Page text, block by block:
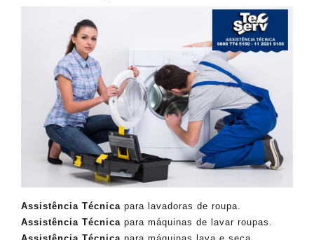
Assistência Técnica para lavadoras de roupa.
Assistência Técnica para máquinas de lavar roupas.